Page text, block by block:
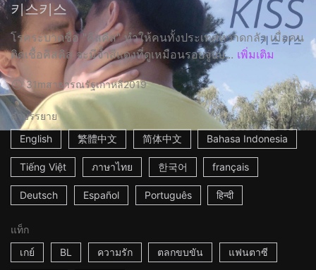
키스키스
โรคระบาดชื่อ "คิสคิส" ทำให้คนทั้งประเทศหวาดกลัว เมื่อคน
ติดเชื้อคิสคิส จะมีจ้ำสีแดงที่ดูเหมือนรอยจูบบ... เพิ่มเติม
31mสาธารณรัฐเกาหลี2019
คำบรรยาย
English
繁體中文 简体中文 Bahasa Indonesia
Tiếng Việt ภาษาไทย 한국어 français
Deutsch Español Português हिन्दी
แท็ก
เกย์
BL ความรัก ตลกขบขัน แฟนตาซี